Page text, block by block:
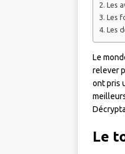
Les
Les
Les
Le
relever
ont pris
Le